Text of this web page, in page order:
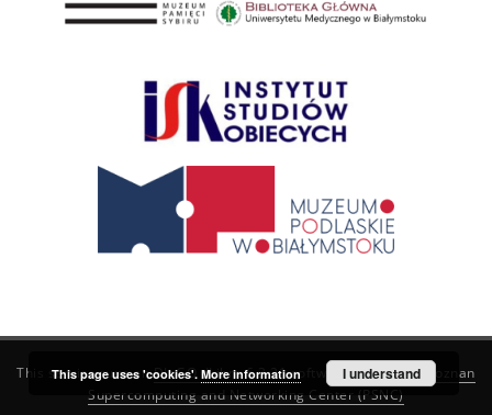
This service runs onDInGO dLibra 6.3.21software created by
Poznan
Supercomputing and Networking Center (PSNC)
This page uses 'cookies'. More information I understand